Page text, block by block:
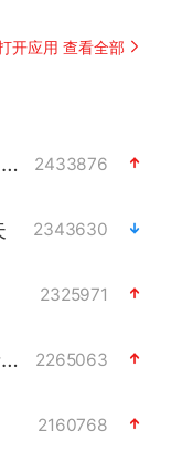
开应用 查看全部
视频丨中国东方电气集团原党组副书记、董事宋致远被查 2433876
2343630
2325971
台风白海豚闭眼浙江上海处于危险半圆 2265063
2160768